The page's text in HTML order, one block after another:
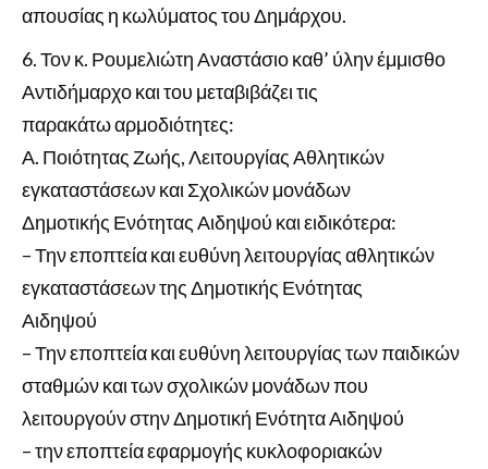
απουσίας η κωλύματος του Δημάρχου.
Τον κ. Ρουμελιώτη Αναστάσιο καθ’ ύλην έμμισθο
Αντιδήμαρχο και του μεταβιβάζει τις
παρακάτω αρμοδιότητες:
Α. Ποιότητας Ζωής, Λειτουργίας Αθλητικών
εγκαταστάσεων και Σχολικών μονάδων
Δημοτικής Ενότητας Αιδηψού και ειδικότερα:
– Την εποπτεία και ευθύνη λειτουργίας αθλητικών
εγκαταστάσεων της Δημοτικής Ενότητας
Αιδηψού
– Την εποπτεία και ευθύνη λειτουργίας των παιδικών
σταθμών και των σχολικών μονάδων που
λειτουργούν στην Δημοτική Ενότητα Αιδηψού
– την εποπτεία εφαρμογής κυκλοφοριακών